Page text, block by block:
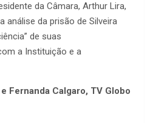
da Câmara, Arthur Lira,
análise da prisão de Silveira
de suas
a Instituição e a
Fernanda Calgaro, TV Globo